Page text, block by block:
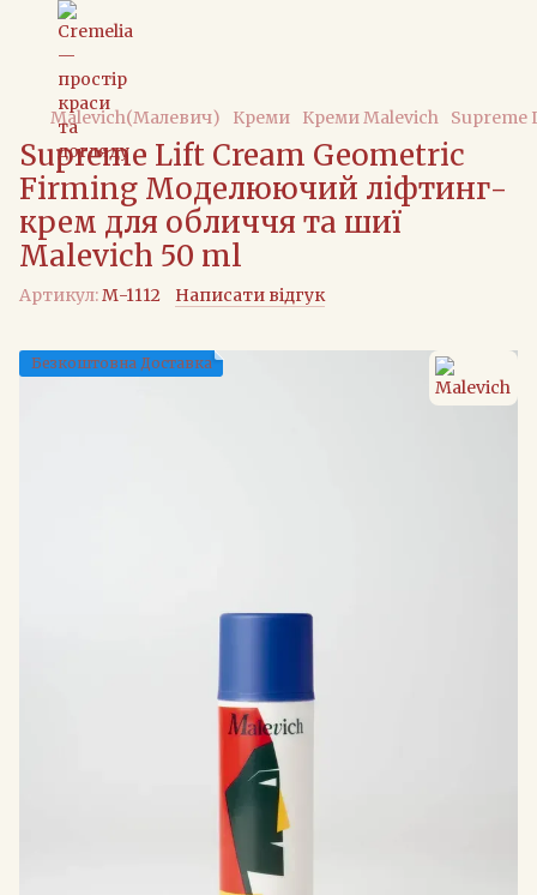
Malevich(Малевич) Креми Креми Malevich Supreme
Supreme Lift Cream Geometric
Firming Моделюючий лiфтинг-
крем для обличчя та шиї
Malevich 50 ml
Артикул:М-1112 Написати відгук
Безкоштовна Доставка